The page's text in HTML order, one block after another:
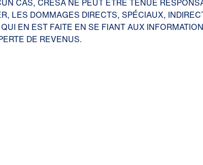
CAS, CRESA NE PEUT ÊTRE TENUE
LES DOMMAGES DIRECTS, SPÉCIAUX,
EN EST FAITE EN SE FIANT AUX
DE REVENUS.